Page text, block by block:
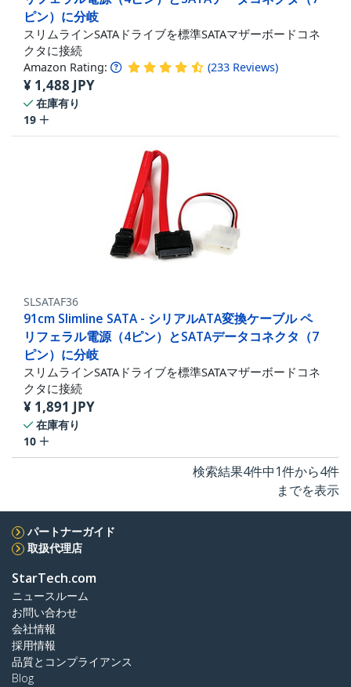
ピン）に分岐
スリムラインSATAドライブを標準SATAマザーボードコネ
クタに接続
Amazon Rating: (233 Reviews)
¥ 1,488 JPY
在庫有り
19
SLSATAF36
91cm Slimline SATA - シリアルATA変換ケーブル ペ
リフェラル電源（4ピン）とSATAデータコネクタ（7
ピン）に分岐
スリムラインSATAドライブを標準SATAマザーボードコネ
クタに接続
¥ 1,891 JPY
在庫有り
10
検索結果4件中1件から4件
までを表示
パートナーガイド
取扱代理店
StarTech.com
ニュースルーム
お問い合わせ
会社情報
採用情報
品質とコンプライアンス
Blog